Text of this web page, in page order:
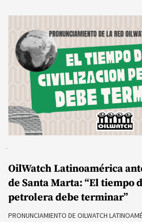
OilWatch Latinoamérica
de Santa Marta: “El tiempo
petrolera debe terminar”
PRONUNCIAMIENTO DE OILWATCH